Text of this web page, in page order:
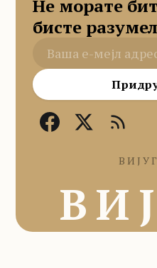
Не морате
бисте
В И Ј У
В И